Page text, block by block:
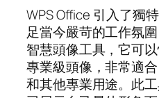
WPS Office 引入了獨
足當今嚴苛的工作氛
智慧頭像工具，它可
專業級頭像，非常適
和其他專業用途。此